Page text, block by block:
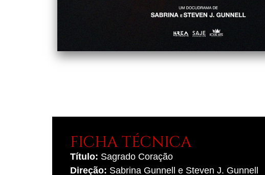
FICHA TÉCNICA
Título: Sagrado Coração
Direção: Sabrina Gunnell e Steven J. Gunnell